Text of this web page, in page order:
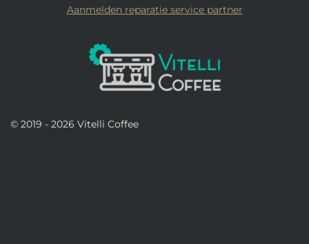
Aanmelden reparatie service partner
© 2019 - 2026 Vitelli Coffee